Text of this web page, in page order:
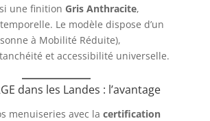
une finition Gris Anthracite,
Le modèle dispose d’un
à Mobilité Réduite),
et accessibilité universelle.
dans les Landes : l’avantage
menuiseries avec la certification